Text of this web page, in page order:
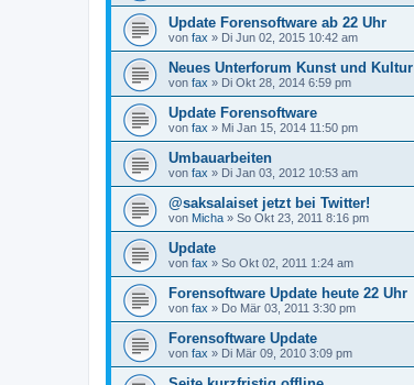
Update Forensoftware ab 22 Uhr
von fax » Di Jun 02, 2015 10:42 am
Neues Unterforum Kunst und Kultur
von fax » Di Okt 28, 2014 6:59 pm
Update Forensoftware
von fax » Mi Jan 15, 2014 11:50 pm
Umbauarbeiten
von fax » Di Jan 03, 2012 10:53 am
@saksalaiset jetzt bei Twitter!
von Micha » So Okt 23, 2011 8:16 pm
Update
von fax » So Okt 02, 2011 1:24 am
Forensoftware Update heute 22 Uhr
von fax » Do Mär 03, 2011 3:30 pm
Forensoftware Update
von fax » Di Mär 09, 2010 3:09 pm